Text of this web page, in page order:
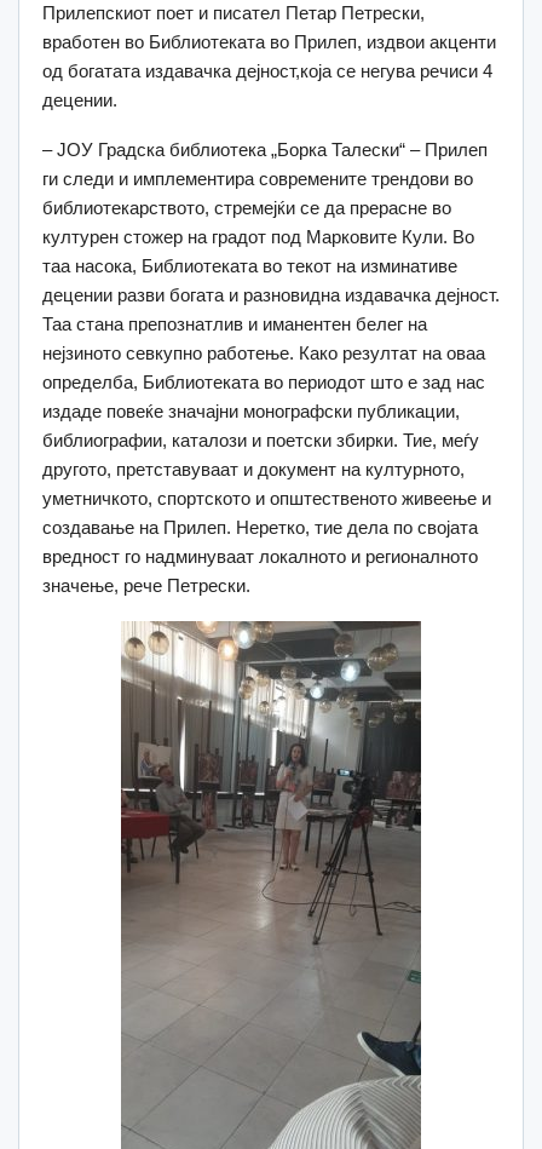
Прилепскиот поет и писател Петар Петрески,
вработен во Библиотеката во Прилеп, издвои акценти
од богатата издавачка дејност,која се негува речиси 4
децении.
– ЈОУ Градска библиотека „Борка Талески“ – Прилеп
ги следи и имплементира современите трендови во
библиотекарството, стремејќи се да прерасне во
културен стожер на градот под Марковите Кули. Во
таа насока, Библиотеката во текот на изминативе
децении разви богата и разновидна издавачка дејност.
Таа стана препознатлив и иманентен белег на
нејзиното севкупно работење. Како резултат на оваа
определба, Библиотеката во периодот што е зад нас
издаде повеќе значајни монографски публикации,
библиографии, каталози и поетски збирки. Тие, меѓу
другото, претставуваат и документ на културното,
уметничкото, спортското и општественото живеење и
создавање на Прилеп. Неретко, тие дела по својата
вредност го надминуваат локалното и регионалното
значење, рече Петрески.